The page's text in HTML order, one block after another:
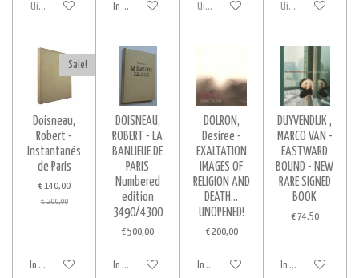
Uitverkocht In winkelwagen Uitverkocht Uitverkocht
Sale!
Doisneau,
Robert -
Instantanés
de Paris
€ 140,00
€ 200,00
In winkelwagen
DOISNEAU,
ROBERT - LA
BANLIEUE DE
PARIS
Numbered
edition
3490/4300
€ 500,00
In winkelwagen
DOLRON,
Desiree -
EXALTATION
IMAGES OF
RELIGION AND
DEATH...
UNOPENED!
€ 200,00
In winkelwagen
DUYVENDIJK ,
MARCO VAN -
EASTWARD
BOUND - NEW
RARE SIGNED
BOOK
€ 74,50
In winkelwagen